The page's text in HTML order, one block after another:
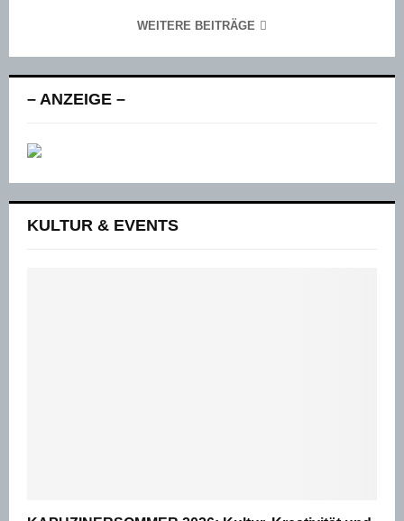
WEITERE BEITRÄGE
– ANZEIGE –
KULTUR & EVENTS